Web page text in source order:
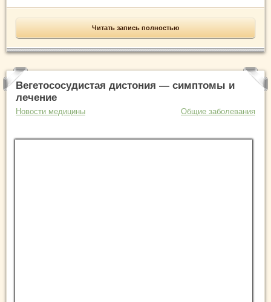
Читать запись полностью
Вегетососудистая дистония — симптомы и
лечение
Новости медицины Общие заболевания